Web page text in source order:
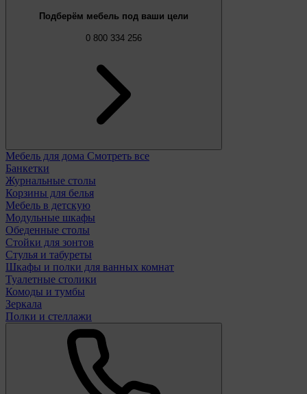
Подберём мебель под ваши цели
0 800 334 256
Мебель для дома Смотреть все
Банкетки
Журнальные столы
Корзины для белья
Мебель в детскую
Модульные шкафы
Обеденные столы
Стойки для зонтов
Стулья и табуреты
Шкафы и полки для ванных комнат
Туалетные столики
Комоды и тумбы
Зеркала
Полки и стеллажи